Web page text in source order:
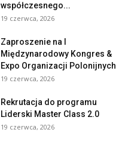
współczesnego...
19 czerwca, 2026
Zaproszenie na I
Międzynarodowy Kongres &
Expo Organizacji Polonijnych
19 czerwca, 2026
Rekrutacja do programu
Liderski Master Class 2.0
19 czerwca, 2026